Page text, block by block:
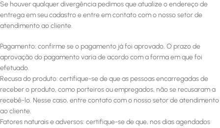
Se houver qualquer divergência pedimos que atualize o endereço de
entrega em seu cadastro e entre em contato com o nosso setor de
atendimento ao cliente.
Pagamento: confirme se o pagamento já foi aprovado. O prazo de
aprovação do pagamento varia de acordo com a forma em que foi
efetuado.
Recusa do produto: certifique-se de que as pessoas encarregadas de
receber o produto, como porteiros ou empregados, não se recusaram a
recebê-lo. Nesse caso, entre contato com o nosso setor de atendimento
ao cliente.
Fatores naturais e adversos: certifique-se de que, nos dias agendados